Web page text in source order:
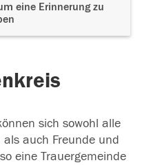
eine Erinnerung zu
sich sowohl alle
auch Freunde und
eine Trauergemeinde